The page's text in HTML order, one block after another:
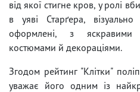
від якої стигне кров, у ролі
в уяві Старґера,
оформлені, з яскравими
костюмами й декораціями.
Згодом рейтинг "Клітки"
уважає його одним із